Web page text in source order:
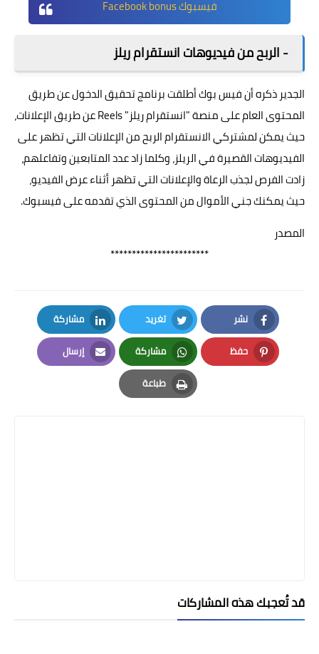
فيسبوك Facebook bonus
- الربح من فيديوهات انستقرام ريلز
الجدير ذكره أن فيس بوك أطلقت برنامج تحقيق الدخول عن طريق
المحتوى العام على منصة "انستقرام ريلز" Reels عن طريق الإعلانات،
حيث يمكن لمشتركي الانستقرام الربح من الإعلانات التي تظهر على
الفيديوهات القصيرة في الريلز، وكلما زاد عدد المتابعين وتفاعلهم،
زادت الفرص لجذب الرعاة والإعلانات التي تظهر أثناء عرض الفيديو،
حيث يمكنك جني الأموال من المحتوى الذي تقدمه على فيسبوك.
المصدر
***********************
نشر
Facebook
تغريد
Twitter
مشاركة
LinkedIn
حفظ
Pinterest
مشاركة
Whatsapp
إرسال
Email
طباعة
Print
قد تُعجبك هذه المشاركات